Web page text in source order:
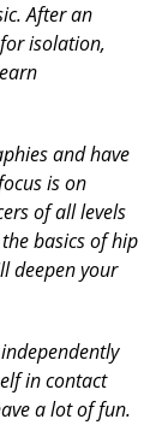
After an
isolation,
and have
is on
of all levels
basics of hip
deepen your
in contact
a lot of fun.